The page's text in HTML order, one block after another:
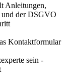
Anleitungen,
und der DSGVO
Kontaktformular
sein -